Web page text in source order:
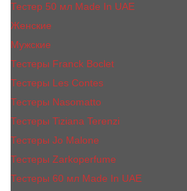
Тестер 50 мл Made In UAE
Женские
Мужские
Тестеры Franck Boclet
Тестеры Les Contes
Тестеры Nasomatto
Тестеры Tiziana Terenzi
Тестеры Jо Malоnе
Тестеры Zarkoperfume
Тестеры 60 мл Made In UAE